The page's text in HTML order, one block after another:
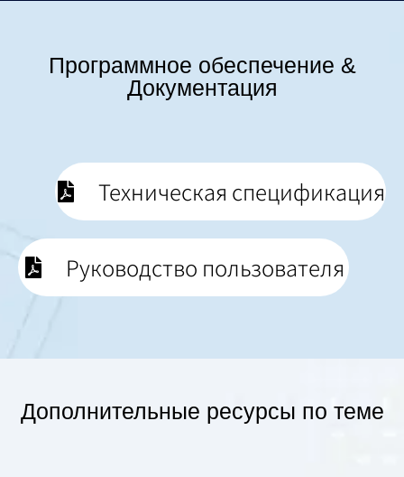
Программное обеспечение &
Документация
Техническая спецификация
Руководство пользователя
Дополнительные ресурсы по теме